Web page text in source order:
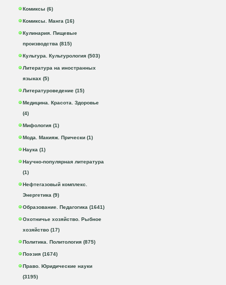
Комиксы (6)
Комиксы. Манга (16)
Кулинария. Пищевые
производства (815)
Культура. Культурология (503)
Литература на иностранных
языках (5)
Литературоведение (15)
Медицина. Красота. Здоровье
(4)
Мифология (1)
Мода. Макияж. Прически (1)
Наука (1)
Научно-популярная литература
(1)
Нефтегазовый комплекс.
Энергетика (9)
Образование. Педагогика (1641)
Охотничье хозяйство. Рыбное
хозяйство (17)
Политика. Политология (875)
Поэзия (1674)
Право. Юридические науки
(3195)